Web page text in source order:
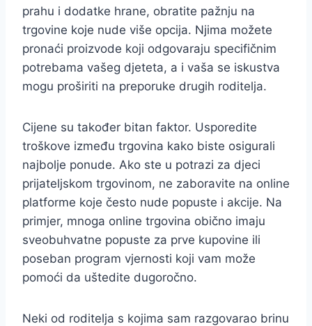
prahu i dodatke hrane, obratite pažnju na
trgovine koje nude više opcija. Njima možete
pronaći proizvode koji odgovaraju specifičnim
potrebama vašeg djeteta, a i vaša se iskustva
mogu proširiti na preporuke drugih roditelja.
Cijene su također bitan faktor. Usporedite
troškove između trgovina kako biste osigurali
najbolje ponude. Ako ste u potrazi za djeci
prijateljskom trgovinom, ne zaboravite na online
platforme koje često nude popuste i akcije. Na
primjer, mnoga online trgovina obično imaju
sveobuhvatne popuste za prve kupovine ili
poseban program vjernosti koji vam može
pomoći da uštedite dugoročno.
Neki od roditelja s kojima sam razgovarao brinu